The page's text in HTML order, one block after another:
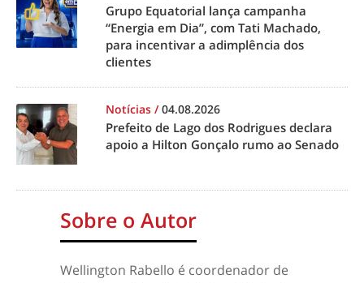
Grupo Equatorial lança campanha
“Energia em Dia”, com Tati Machado,
para incentivar a adimplência dos
clientes
Notícias /04.08.2026
Prefeito de Lago dos Rodrigues declara
apoio a Hilton Gonçalo rumo ao Senado
Sobre o Autor
Wellington Rabello é coordenador de